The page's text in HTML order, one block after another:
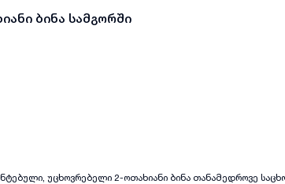
ბინა სამგორში
უცხოვრებელი 2-ოთახიანი ბინა თანამედროვე